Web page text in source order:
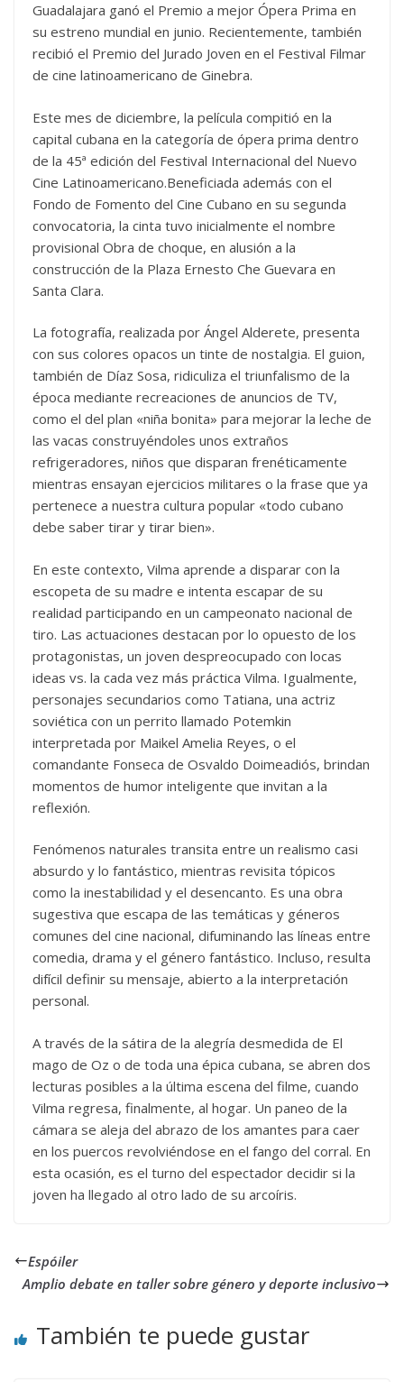
Guadalajara ganó el Premio a mejor Ópera Prima en
su estreno mundial en junio. Recientemente, también
recibió el Premio del Jurado Joven en el Festival Filmar
de cine latinoamericano de Ginebra.
Este mes de diciembre, la película compitió en la
capital cubana en la categoría de ópera prima dentro
de la 45ª edición del Festival Internacional del Nuevo
Cine Latinoamericano.Beneficiada además con el
Fondo de Fomento del Cine Cubano en su segunda
convocatoria, la cinta tuvo inicialmente el nombre
provisional Obra de choque, en alusión a la
construcción de la Plaza Ernesto Che Guevara en
Santa Clara.
La fotografía, realizada por Ángel Alderete, presenta
con sus colores opacos un tinte de nostalgia. El guion,
también de Díaz Sosa, ridiculiza el triunfalismo de la
época mediante recreaciones de anuncios de TV,
como el del plan «niña bonita» para mejorar la leche de
las vacas construyéndoles unos extraños
refrigeradores, niños que disparan frenéticamente
mientras ensayan ejercicios militares o la frase que ya
pertenece a nuestra cultura popular «todo cubano
debe saber tirar y tirar bien».
En este contexto, Vilma aprende a disparar con la
escopeta de su madre e intenta escapar de su
realidad participando en un campeonato nacional de
tiro. Las actuaciones destacan por lo opuesto de los
protagonistas, un joven despreocupado con locas
ideas vs. la cada vez más práctica Vilma. Igualmente,
personajes secundarios como Tatiana, una actriz
soviética con un perrito llamado Potemkin
interpretada por Maikel Amelia Reyes, o el
comandante Fonseca de Osvaldo Doimeadiós, brindan
momentos de humor inteligente que invitan a la
reflexión.
Fenómenos naturales transita entre un realismo casi
absurdo y lo fantástico, mientras revisita tópicos
como la inestabilidad y el desencanto. Es una obra
sugestiva que escapa de las temáticas y géneros
comunes del cine nacional, difuminando las líneas entre
comedia, drama y el género fantástico. Incluso, resulta
difícil definir su mensaje, abierto a la interpretación
personal.
A través de la sátira de la alegría desmedida de El
mago de Oz o de toda una épica cubana, se abren dos
lecturas posibles a la última escena del filme, cuando
Vilma regresa, finalmente, al hogar. Un paneo de la
cámara se aleja del abrazo de los amantes para caer
en los puercos revolviéndose en el fango del corral. En
esta ocasión, es el turno del espectador decidir si la
joven ha llegado al otro lado de su arcoíris.
Espóiler
Amplio debate en taller sobre género y deporte inclusivo
También te puede gustar